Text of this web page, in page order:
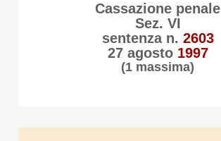
Cassazione penale
Sez. VI
sentenza n. 2603
27 agosto 1997
(1 massima)